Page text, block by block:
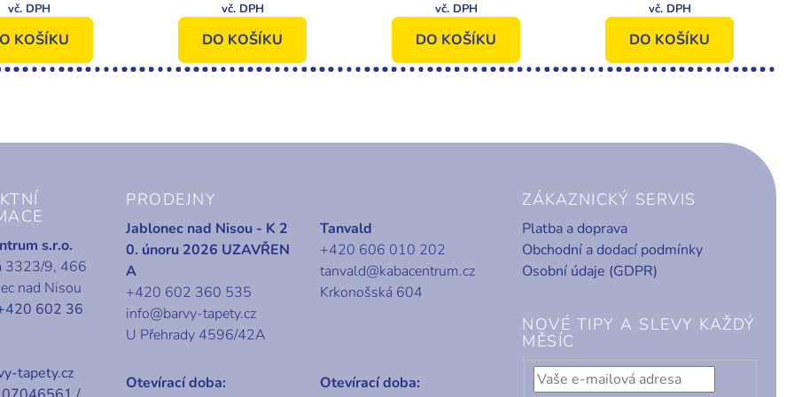
London,
Vavex
KOŠÍKU DO KOŠÍKU
1730001 Old Friends
DO KOŠÍKU
2017, Old Friends II
DO KOŠÍKU
s.r.o.
3323/9, 466
nad Nisou
602 36
tapety.cz
PRODEJNY
Jablonec nad Nisou - K 2
0. únoru 2026 UZAVŘEN
A
+420 602 360 535
info@barvy-tapety.cz
U Přehrady 4596/42A
Tanvald
+420 606 010 202
tanvald@kabacentrum.cz
Krkonošská 604
Otevírací doba:
Otevírací doba:
ZÁKAZNICKÝ SERVIS
Platba a doprava
Obchodní a dodací podmínky
Osobní údaje (GDPR)
NOVÉ TIPY A SLEVY KAŽDÝ
MĚSÍC